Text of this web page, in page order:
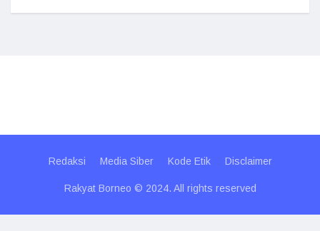
Redaksi Media Siber Kode Etik Disclaimer
Rakyat Borneo © 2024. All rights reserved